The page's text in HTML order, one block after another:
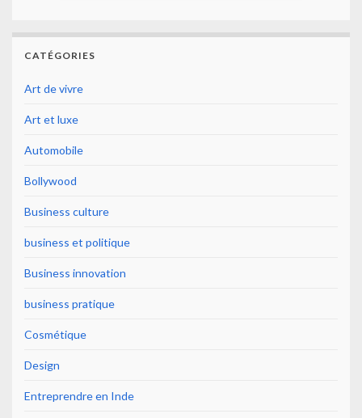
CATÉGORIES
Art de vivre
Art et luxe
Automobile
Bollywood
Business culture
business et politique
Business innovation
business pratique
Cosmétique
Design
Entreprendre en Inde